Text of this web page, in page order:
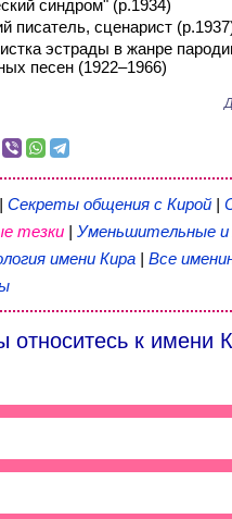
синдром" (р.1934)
писатель, сценарист
эстрады в жанре
песен (1922–1966)
Секреты общения с Кирой |
тезки| Уменьшительные и
имени Кира| Все
относитесь к имени